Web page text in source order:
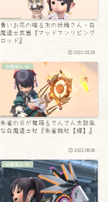
青いお花の喋る木の妖精さん・白
魔道士武器『マッドマンリビング
ロッド』
2022.05.28
白魔道士-杖
朱雀の炎が舞踊るでんでん太鼓風
な白魔道士杖『朱雀錫杖【輝】』
2022.08.06
白魔道士-杖